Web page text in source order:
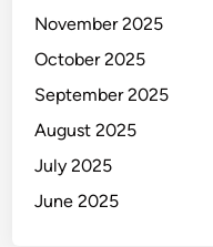
November 2025
October 2025
September 2025
August 2025
July 2025
June 2025